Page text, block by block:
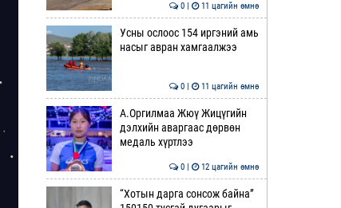
0 | 11 цагийн өмнө
Усны ослоос 154 иргэний амь
насыг авран хамгаалжээ
0 | 11 цагийн өмнө
А.Оргилмаа Жюү Жицүгийн
дэлхийн аваргаас дөрвөн
медаль хүртлээ
0 | 12 цагийн өмнө
“Хотын дарга сонсож байна”